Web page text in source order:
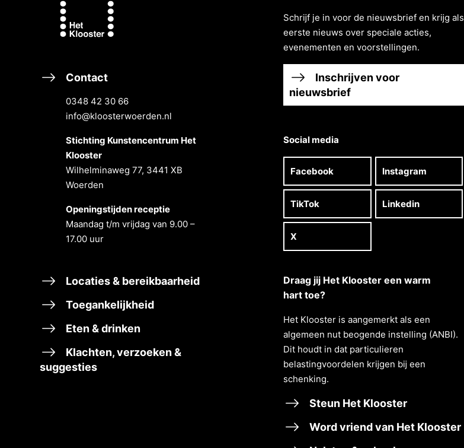
Contact
0348 42 30 66
info@kloosterwoerden.nl
Stichting Kunstencentrum Het
Klooster
Wilhelminaweg 77, 3441 XB
Woerden
Openingstĳden receptie
Maandag t/m vrĳdag van 9.00 –
17.00 uur
Locaties & bereikbaarheid
Toegankelijkheid
Eten & drinken
Klachten, verzoeken &
suggesties
Schrĳf je in voor de nieuwsbrief en krĳg als
eerste nieuws over speciale acties,
evenementen en voorstellingen.
Inschrijven voor
nieuwsbrief
Social media
Facebook Instagram
TikTok Linkedin
X
Draag jij Het Klooster een warm
hart toe?
Het Klooster is aangemerkt als een
algemeen nut beogende instelling (ANBI).
Dit houdt in dat particulieren
belastingvoordelen krĳgen bĳ een
schenking.
Steun Het Klooster
Word vriend van Het Klooster